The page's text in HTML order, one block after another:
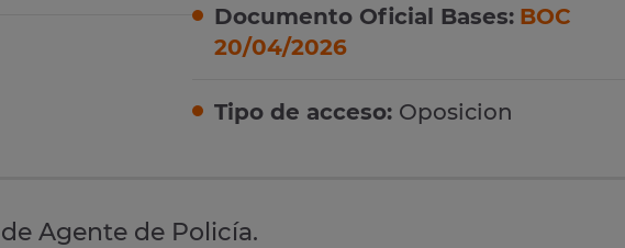
Documento Oficial Bases: BOC
20/04/2026
Tipo de acceso: Oposicion
Agente de Policía.